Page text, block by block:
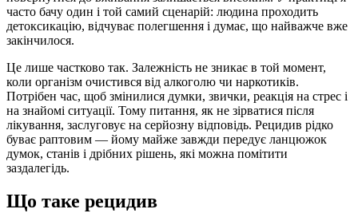
часто бачу один і той самий сценарій: людина проходить
детоксикацію, відчуває полегшення і думає, що найважче вже
закінчилося.
Це лише частково так. Залежність не зникає в той момент,
коли організм очистився від алкоголю чи наркотиків.
Потрібен час, щоб змінилися думки, звички, реакція на стрес і
на знайомі ситуації. Тому питання, як не зірватися після
лікування, заслуговує на серйозну відповідь. Рецидив рідко
буває раптовим — йому майже завжди передує ланцюжок
думок, станів і дрібних рішень, які можна помітити
заздалегідь.
Що таке рецидив